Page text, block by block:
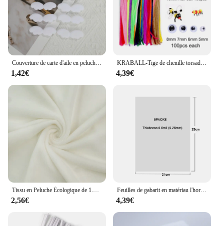
Couverture de carte d'aile en peluche rose bricolage, matériel fait à la main, dessin animé, accessoires de bricolage, fournitures de couture, décor, 10 pièces par paquet
1,42€
KRABALL-Tige de chenille torsadée avec yeux adhésifs, boule moelleuse, jus de jouets, matériel de bricolage, fournitures de fête de Noël, le plus récent ensemble
4,39€
Tissu en Peluche Écologique de 1.5mm de Longueur, Tissé avec 100% Polyester, Fabrication de Jouets au Mètre pour la Couture
2,56€
Feuilles de gabarit en matériau l'horloge pour pochoirs, pierres vierges, pierres de film, bricolage, utilisé pour couper des pochoirs sur une machine de découpe
4,39€